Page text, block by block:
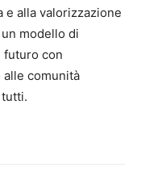
e alla valorizzazione
modello di
futuro con
comunità